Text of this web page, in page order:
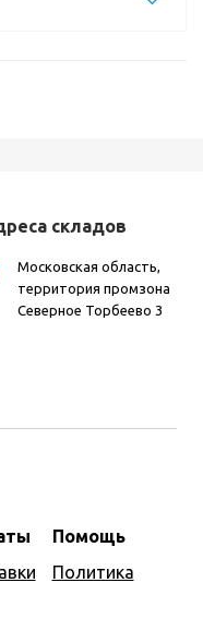
Помощь
Политика
складов
Московская область,
территория промзона
Северное Торбеево 3